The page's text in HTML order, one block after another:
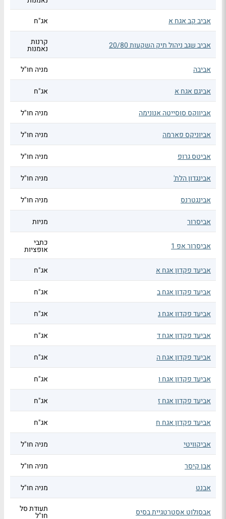
אביב קב אגח א
אג"ח
אביב שגב ניהול תיק השקעות 20/80 קרנות
נאמנות
אביבה
מניה חו"ל
אביגם אגח א אג"ח
אביווקס סוסייטה אנונימה מניה חו"ל
אביוניקס פארמה מניה חו"ל
אביטס גרופ מניה חו"ל
אבינגדון הלת' מניה חו"ל
אבינגטרנס מניה חו"ל
אביסרור מניות
אביסרור אפ 1 כתבי
אופציות
אביעד פקדון אגח א
אג"ח
אביעד פקדון אגח ב אג"ח
אביעד פקדון אגח ג אג"ח
אביעד פקדון אגח ד אג"ח
אביעד פקדון אגח ה אג"ח
אביעד פקדון אגח ו אג"ח
אביעד פקדון אגח ז אג"ח
אביעד פקדון אגח ח אג"ח
אביקוויטי מניה חו"ל
אבן קיסר מניה חו"ל
אבנט מניה חו"ל
אבסולוט אסטרטגיית בסיס תעודת סל
חו"ל